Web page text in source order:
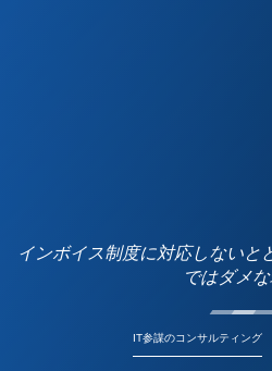
インボイス制度に対応しないと
ではダメ
IT参謀のコンサルティング